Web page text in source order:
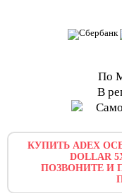
По
В
КУПИТЬ ADEX
DOLLAR
ПОЗВОНИТЕ И